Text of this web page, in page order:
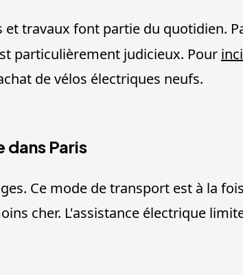
et travaux font partie du quotidien.
particulièrement judicieux. Pour
de vélos électriques neufs.
dans Paris
Ce mode de transport est à la fois
cher. L'assistance électrique